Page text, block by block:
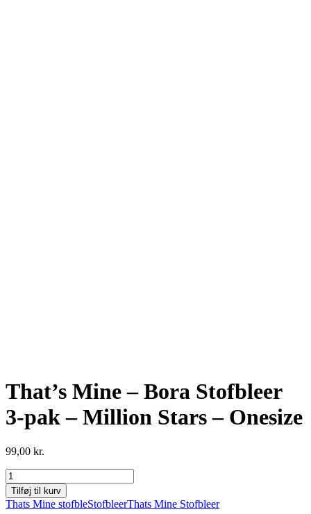
That’s Mine – Bora Stofbleer
3-pak – Million Stars – Onesize
99,00 kr.
That's
Mine
-
Bora
Tilføj til kurv
Thats Mine stofbleStofbleerThats Mine Stofbleer